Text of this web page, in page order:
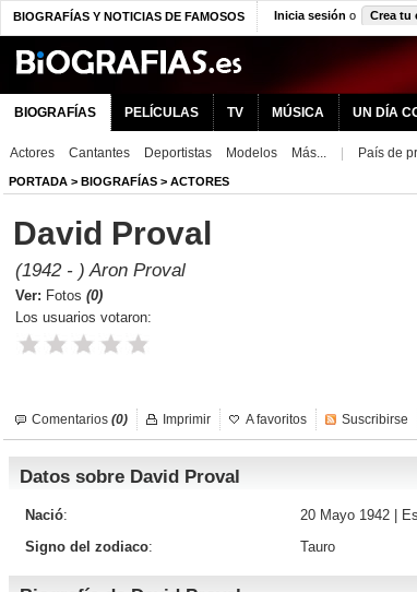
BIOGRAFÍAS Y NOTICIAS DE FAMOSOS Inicia sesión o Crea tu
BIOGRAFÍAS PELÍCULAS TV MÚSICA UN DÍA
Actores Cantantes Deportistas Modelos Más... País de
PORTADA > BIOGRAFÍAS > ACTORES
David Proval
(1942 - ) Aron Proval
Ver: Fotos (0)
Los usuarios votaron:
Comentarios (0) Imprimir A favoritos Suscribirse
Datos sobre David Proval
Nació: 20 Mayo 1942 |
Signo del zodiaco: Tauro